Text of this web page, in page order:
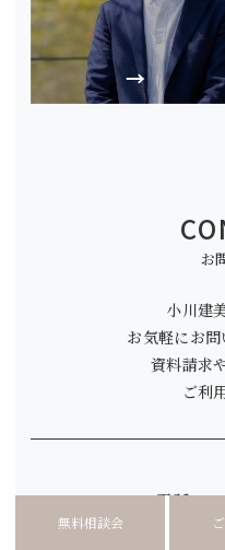
お
小川建
お気軽にお問
資料請求
ご利
電話で
tel.
無料相談会